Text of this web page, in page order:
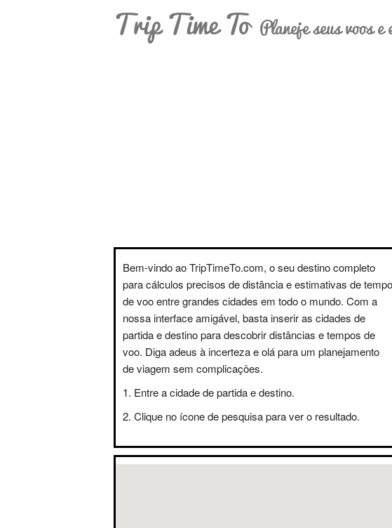
Trip Time To Planeje seus voos
Bem-vindo ao TripTimeTo.com, o seu destino completo
para cálculos precisos de distância e estimativas de tempo
de voo entre grandes cidades em todo o mundo. Com a
nossa interface amigável, basta inserir as cidades de
partida e destino para descobrir distâncias e tempos de
voo. Diga adeus à incerteza e olá para um planejamento
de viagem sem complicações.
Entre a cidade de partida e destino.
Clique no ícone de pesquisa para ver o resultado.